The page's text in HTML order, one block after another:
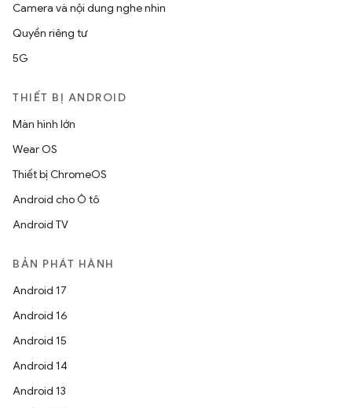
Camera và nội dung nghe nhìn
Quyền riêng tư
5G
THIẾT BỊ ANDROID
Màn hình lớn
Wear OS
Thiết bị ChromeOS
Android cho Ô tô
Android TV
BẢN PHÁT HÀNH
Android 17
Android 16
Android 15
Android 14
Android 13